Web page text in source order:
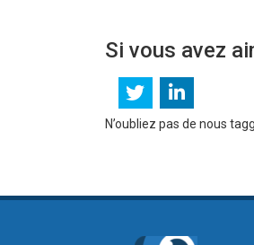
Si vous avez
N’oubliez pas de nous